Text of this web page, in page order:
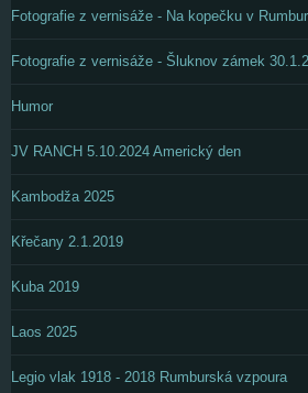
Fotografie z vernisáže - Na kopečku v
Fotografie z vernisáže - Šluknov zámek
Humor
JV RANCH 5.10.2024 Americký den
Kambodža 2025
Křečany 2.1.2019
Kuba 2019
Laos 2025
Legio vlak 1918 - 2018 Rumburská vzpoura